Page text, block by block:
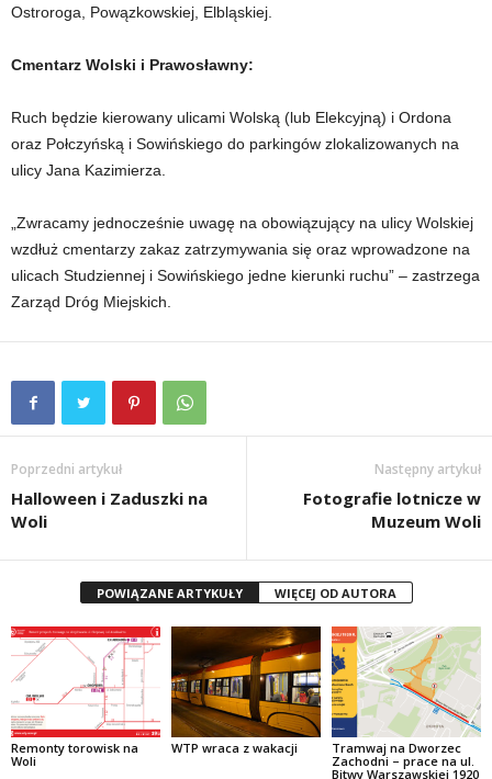
Ostroroga, Powązkowskiej, Elbląskiej.
Cmentarz Wolski i Prawosławny:
Ruch będzie kierowany ulicami Wolską (lub Elekcyjną) i Ordona
oraz Połczyńską i Sowińskiego do parkingów zlokalizowanych na
ulicy Jana Kazimierza.
„Zwracamy jednocześnie uwagę na obowiązujący na ulicy Wolskiej
wzdłuż cmentarzy zakaz zatrzymywania się oraz wprowadzone na
ulicach Studziennej i Sowińskiego jedne kierunki ruchu” – zastrzega
Zarząd Dróg Miejskich.
Poprzedni artykuł
Halloween i Zaduszki na
Woli
Następny artykuł
Fotografie lotnicze w
Muzeum Woli
POWIĄZANE ARTYKUŁY WIĘCEJ OD AUTORA
Remonty torowisk na
Woli
WTP wraca z wakacji
Tramwaj na Dworzec
Zachodni – prace na ul.
Bitwy Warszawskiej 1920